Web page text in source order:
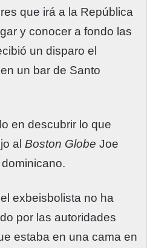
que irá a la República
y conocer a fondo las
un disparo el
un bar de Santo
en descubrir lo que
al Boston Globe Joe
exbeisbolista no ha
por las autoridades
estaba en una cama en